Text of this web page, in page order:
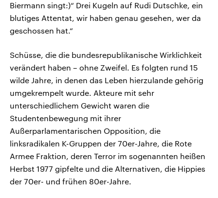
Biermann singt:)“ Drei Kugeln auf Rudi Dutschke, ein
blutiges Attentat, wir haben genau gesehen, wer da
geschossen hat.“
Schüsse, die die bundesrepublikanische Wirklichkeit
verändert haben – ohne Zweifel. Es folgten rund 15
wilde Jahre, in denen das Leben hierzulande gehörig
umgekrempelt wurde. Akteure mit sehr
unterschiedlichem Gewicht waren die
Studentenbewegung mit ihrer
Außerparlamentarischen Opposition, die
linksradikalen K-Gruppen der 70er-Jahre, die Rote
Armee Fraktion, deren Terror im sogenannten heißen
Herbst 1977 gipfelte und die Alternativen, die Hippies
der 70er- und frühen 80er-Jahre.